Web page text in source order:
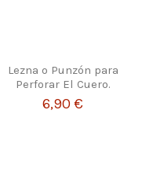
Lezna o Punzón para
Perforar El Cuero.
6,90 €